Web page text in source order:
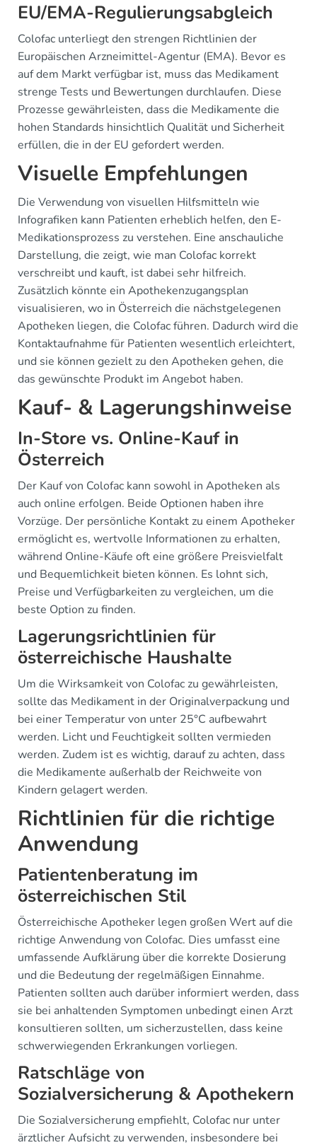
EU/EMA-Regulierungsabgleich
Colofac unterliegt den strengen Richtlinien der
Europäischen Arzneimittel-Agentur (EMA). Bevor es
auf dem Markt verfügbar ist, muss das Medikament
strenge Tests und Bewertungen durchlaufen. Diese
Prozesse gewährleisten, dass die Medikamente die
hohen Standards hinsichtlich Qualität und Sicherheit
erfüllen, die in der EU gefordert werden.
Visuelle Empfehlungen
Die Verwendung von visuellen Hilfsmitteln wie
Infografiken kann Patienten erheblich helfen, den E-
Medikationsprozess zu verstehen. Eine anschauliche
Darstellung, die zeigt, wie man Colofac korrekt
verschreibt und kauft, ist dabei sehr hilfreich.
Zusätzlich könnte ein Apothekenzugangsplan
visualisieren, wo in Österreich die nächstgelegenen
Apotheken liegen, die Colofac führen. Dadurch wird die
Kontaktaufnahme für Patienten wesentlich erleichtert,
und sie können gezielt zu den Apotheken gehen, die
das gewünschte Produkt im Angebot haben.
Kauf- & Lagerungshinweise
In-Store vs. Online-Kauf in
Österreich
Der Kauf von Colofac kann sowohl in Apotheken als
auch online erfolgen. Beide Optionen haben ihre
Vorzüge. Der persönliche Kontakt zu einem Apotheker
ermöglicht es, wertvolle Informationen zu erhalten,
während Online-Käufe oft eine größere Preisvielfalt
und Bequemlichkeit bieten können. Es lohnt sich,
Preise und Verfügbarkeiten zu vergleichen, um die
beste Option zu finden.
Lagerungsrichtlinien für
österreichische Haushalte
Um die Wirksamkeit von Colofac zu gewährleisten,
sollte das Medikament in der Originalverpackung und
bei einer Temperatur von unter 25°C aufbewahrt
werden. Licht und Feuchtigkeit sollten vermieden
werden. Zudem ist es wichtig, darauf zu achten, dass
die Medikamente außerhalb der Reichweite von
Kindern gelagert werden.
Richtlinien für die richtige
Anwendung
Patientenberatung im
österreichischen Stil
Österreichische Apotheker legen großen Wert auf die
richtige Anwendung von Colofac. Dies umfasst eine
umfassende Aufklärung über die korrekte Dosierung
und die Bedeutung der regelmäßigen Einnahme.
Patienten sollten auch darüber informiert werden, dass
sie bei anhaltenden Symptomen unbedingt einen Arzt
konsultieren sollten, um sicherzustellen, dass keine
schwerwiegenden Erkrankungen vorliegen.
Ratschläge von
Sozialversicherung & Apothekern
Die Sozialversicherung empfiehlt, Colofac nur unter
ärztlicher Aufsicht zu verwenden, insbesondere bei